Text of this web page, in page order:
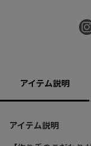
アイテム説明
アイテム説明